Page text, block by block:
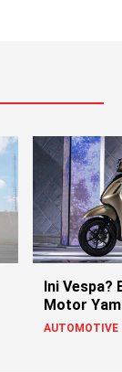
Ini Vespa?
Motor
AUTOMOTIVE